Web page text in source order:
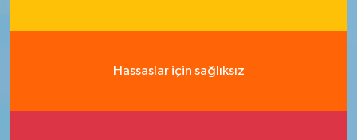
Hassaslar için sağlıksız